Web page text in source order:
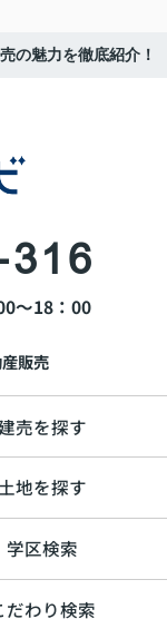
の魅力を徹底紹介！
～18：00
販売
売を探す
地を探す
学区検索
だわり検索